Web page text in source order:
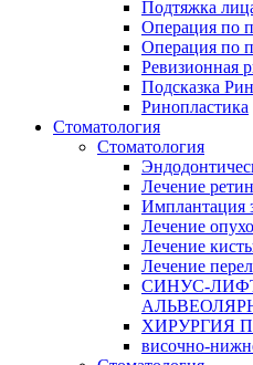
Подтяжка
Операция по
Операция по
Ревизионная
Подсказка
Ринопластика
Стоматология
Стоматология
Лечение
Имплантация
Лечение
Лечение
Лечение
СИНУС-
ХИРУРГИЯ
височно-